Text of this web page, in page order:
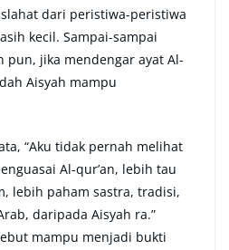
dari peristiwa-peristiwa
kecil. Sampai-sampai
pun, jika mendengar ayat Al-
Aisyah mampu
“Aku tidak pernah melihat
Al-qur’an, lebih tau
lebih paham sastra, tradisi,
daripada Aisyah ra.”
mampu menjadi bukti